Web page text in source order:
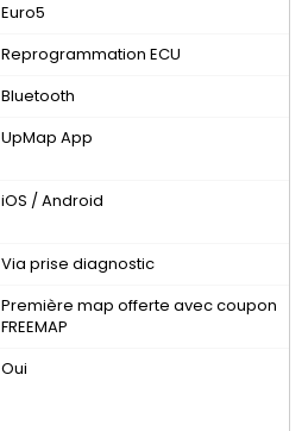
Euro5
Reprogrammation ECU
Bluetooth
UpMap App
iOS / Android
Via prise diagnostic
Première map offerte avec coupon
FREEMAP
Oui